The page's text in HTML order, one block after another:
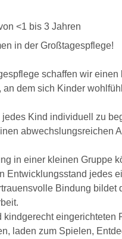
<1 bis 3 Jahren
in der Großtagespflege!
schaffen wir
an dem sich Kinder
Kind individuell zu
abwechslungsreichen
in einer kleinen Gruppe
Entwicklungsstand jedes
Bindung bildet
kindgerecht eingerichteten
laden zum Spielen,